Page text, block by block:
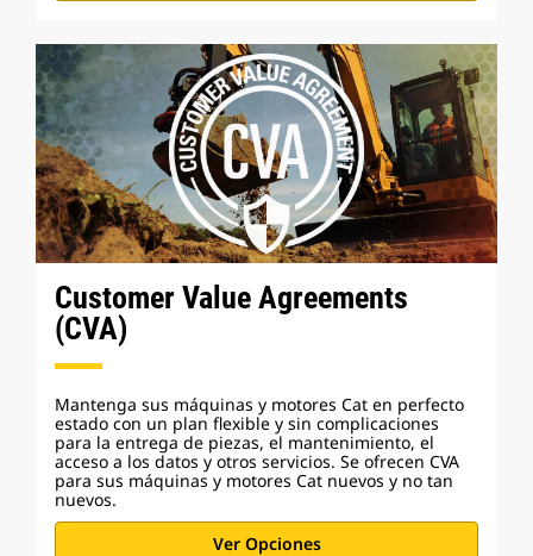
Customer Value Agreements
(CVA)
Mantenga sus máquinas y motores Cat en perfecto
estado con un plan flexible y sin complicaciones
para la entrega de piezas, el mantenimiento, el
acceso a los datos y otros servicios. Se ofrecen CVA
para sus máquinas y motores Cat nuevos y no tan
nuevos.
Ver Opciones